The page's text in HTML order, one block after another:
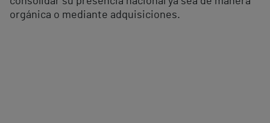
orgánica o mediante adquisiciones.